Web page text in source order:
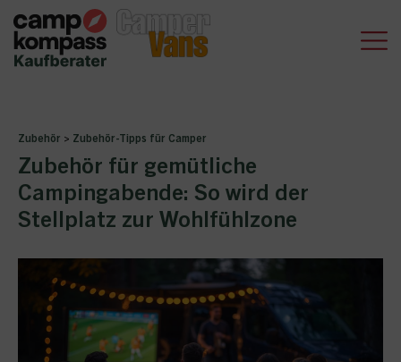
Zubehör > Zubehör-Tipps für Camper
Zubehör für gemütliche
Campingabende: So wird der
Stellplatz zur Wohlfühlzone